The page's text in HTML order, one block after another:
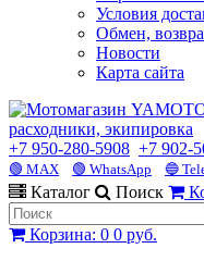
Условия
Обмен,
Новости
Карта сайта
+7 950-280-5908 +7 902-
🟢 MAX 🟢 WhatsApp 🔵
Каталог Поиск
Корзина: 0 0 руб.